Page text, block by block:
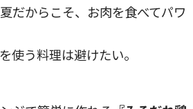
だからこそ、お肉を食べてパワ
使う料理は避けたい。